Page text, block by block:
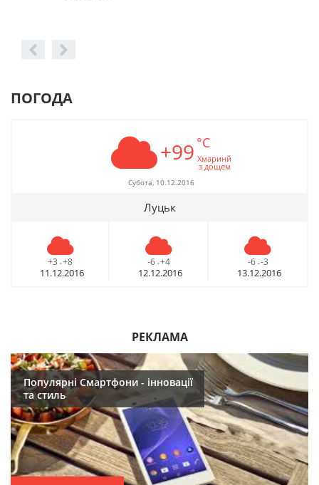
ПОГОДА
+99 °C
Хмаринй
з дощем
Субота, 10.12.2016
Луцьк
+3 - +8
11.12.2016
-6 - +4
12.12.2016
-6 - -3
13.12.2016
РЕКЛАМА
Популярні Смартфони - інновації
та стиль